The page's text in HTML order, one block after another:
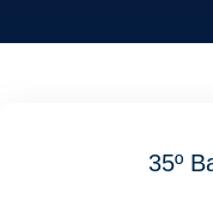
35º